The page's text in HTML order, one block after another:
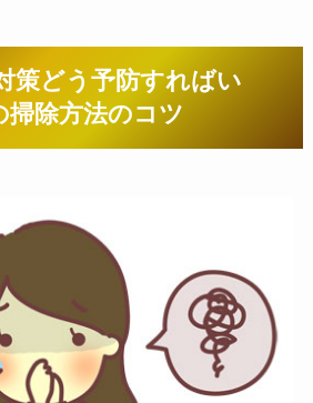
策どう予防すればい
掃除方法のコツ